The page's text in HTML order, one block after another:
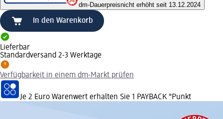
dm-Dauerpreisnicht erhöht seit 13.12.2024
In den Warenkorb
Lieferbar
Standardversand 2-3 Werktage
Verfügbarkeit in einem dm-Markt prüfen
Je 2 Euro Warenwert erhalten Sie 1 PAYBACK °Punkt